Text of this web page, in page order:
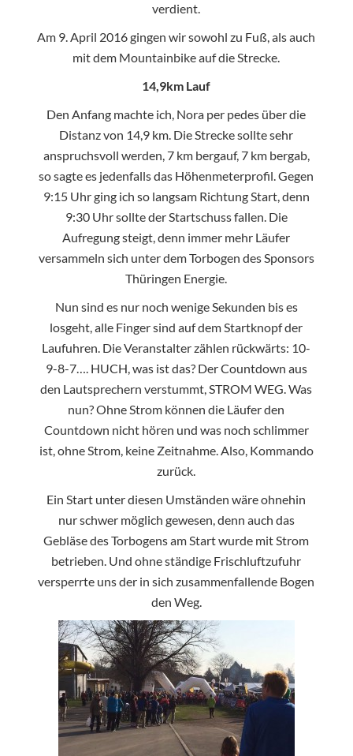
verdient.
Am 9. April 2016 gingen wir sowohl zu Fuß, als auch
mit dem Mountainbike auf die Strecke.
14,9km Lauf
Den Anfang machte ich, Nora per pedes über die
Distanz von 14,9 km. Die Strecke sollte sehr
anspruchsvoll werden, 7 km bergauf, 7 km bergab,
so sagte es jedenfalls das Höhenmeterprofil. Gegen
9:15 Uhr ging ich so langsam Richtung Start, denn
9:30 Uhr sollte der Startschuss fallen. Die
Aufregung steigt, denn immer mehr Läufer
versammeln sich unter dem Torbogen des Sponsors
Thüringen Energie.
Nun sind es nur noch wenige Sekunden bis es
losgeht, alle Finger sind auf dem Startknopf der
Laufuhren. Die Veranstalter zählen rückwärts: 10-
9-8-7…. HUCH, was ist das? Der Countdown aus
den Lautsprechern verstummt, STROM WEG. Was
nun? Ohne Strom können die Läufer den
Countdown nicht hören und was noch schlimmer
ist, ohne Strom, keine Zeitnahme. Also, Kommando
zurück.
Ein Start unter diesen Umständen wäre ohnehin
nur schwer möglich gewesen, denn auch das
Gebläse des Torbogens am Start wurde mit Strom
betrieben. Und ohne ständige Frischluftzufuhr
versperrte uns der in sich zusammenfallende Bogen
den Weg.